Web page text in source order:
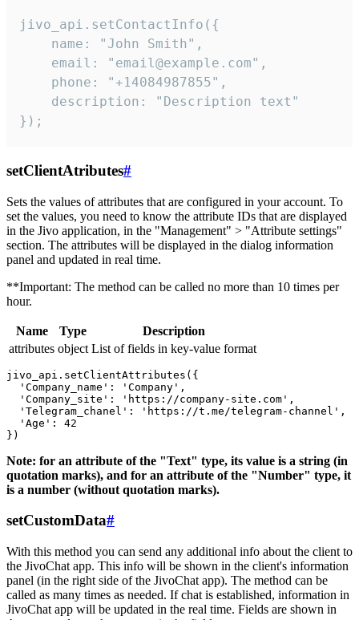
jivo_api.setContactInfo({
    name: "John Smith",
    email: "email@example.com",
    phone: "+14084987855",
    description: "Description text"
});
setClientAtributes#
Sets the values ​​of attributes that are configured in your account. To
set the values, you need to know the attribute IDs that are displayed
in the Jivo application, in the "Management" > "Attribute settings"
section. The attributes will be displayed in the dialog information
panel and updated in real time.
**Important: The method can be called no more than 10 times per
hour.
Name Type
Description
attributes object List of fields in key-value format
jivo_api.setClientAttributes({
  'Company_name': 'Company',
  'Company_site': 'https://company-site.com',
  'Telegram_chanel': 'https://t.me/telegram-channel',
  'Age': 42
Note: for an attribute of the "Text" type, its value is a string (in
quotation marks), and for an attribute of the "Number" type, it
is a number (without quotation marks).
setCustomData#
With this method you can send any additional info about the client to
the JivoChat app. This info will be shown in the client's information
panel (in the right side of the JivoChat app). The method can be
called as many times as needed. If chat is established, information in
JivoChat app will be updated in the real time. Fields are shown in